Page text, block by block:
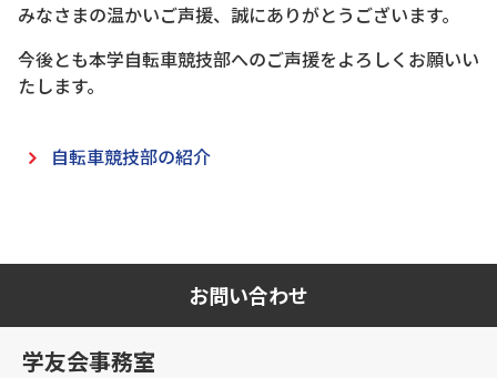
みなさまの温かいご声援、誠にありがとうございます。
今後とも本学自転車競技部へのご声援をよろしくお願いい
たします。
自転車競技部の紹介
お問い合わせ
学友会事務室